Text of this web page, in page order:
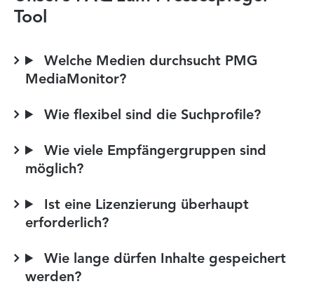
Tool
Welche Medien durchsucht PMG
MediaMonitor?
Wie flexibel sind die Suchprofile?
Wie viele Empfängergruppen sind
möglich?
Ist eine Lizenzierung überhaupt
erforderlich?
Wie lange dürfen Inhalte gespeichert
werden?